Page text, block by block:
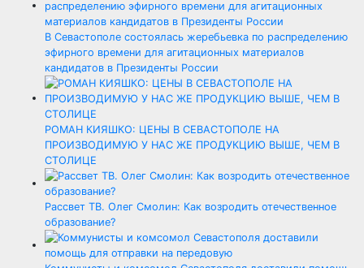
В Севастополе состоялась жеребьевка по распределению
эфирного времени для агитационных материалов
кандидатов в Президенты России
РОМАН КИЯШКО: ЦЕНЫ В СЕВАСТОПОЛЕ НА
ПРОИЗВОДИМУЮ У НАС ЖЕ ПРОДУКЦИЮ ВЫШЕ, ЧЕМ В
СТОЛИЦЕ
Рассвет ТВ. Олег Смолин: Как возродить отечественное
образование?